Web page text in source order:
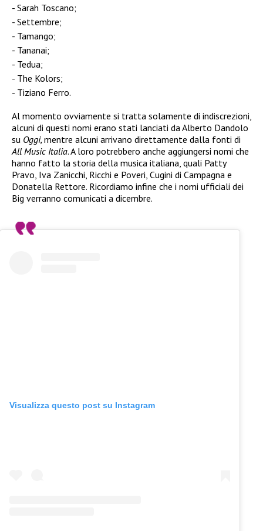
Sarah Toscano;
Settembre;
Tamango;
Tananai;
Tedua;
The Kolors;
Tiziano Ferro.
Al momento ovviamente si tratta solamente di indiscrezioni,
alcuni di questi nomi erano stati lanciati da Alberto Dandolo
su Oggi, mentre alcuni arrivano direttamente dalla fonti di
All Music Italia. A loro potrebbero anche aggiungersi nomi che
hanno fatto la storia della musica italiana, quali Patty
Pravo, Iva Zanicchi, Ricchi e Poveri, Cugini di Campagna e
Donatella Rettore. Ricordiamo infine che i nomi ufficiali dei
Big verranno comunicati a dicembre.
Visualizza questo post su Instagram